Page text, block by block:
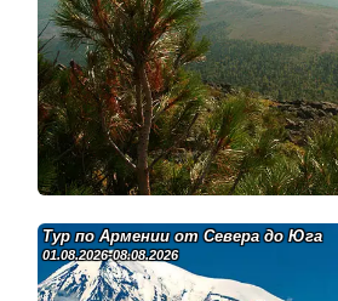
Тур по Армении от Севера до Юга
01.08.2026-08.08.2026